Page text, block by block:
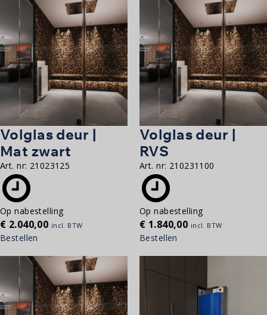
Volglas deur |
Mat zwart
Art. nr: 21023125
Op nabestelling
€ 2.040,00 incl. BTW
Bestellen
Volglas deur |
RVS
Art. nr: 210231100
Op nabestelling
€ 1.840,00 incl. BTW
Bestellen